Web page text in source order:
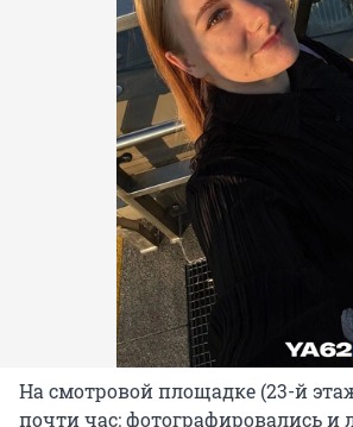
На смотровой площадке (23-й
почти час: фотографировались и